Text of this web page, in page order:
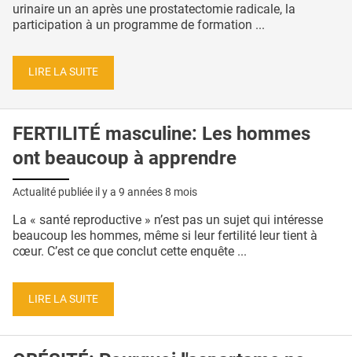
urinaire un an après une prostatectomie radicale, la
participation à un programme de formation ...
LIRE LA SUITE
FERTILITÉ masculine: Les hommes
ont beaucoup à apprendre
Actualité publiée il y a 9 années 8 mois
La « santé reproductive » n’est pas un sujet qui intéresse
beaucoup les hommes, même si leur fertilité leur tient à
cœur. C’est ce que conclut cette enquête ...
LIRE LA SUITE